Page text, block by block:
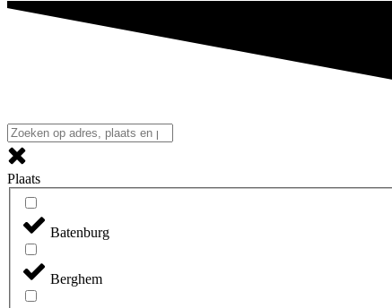
Plaats
Batenburg
Berghem